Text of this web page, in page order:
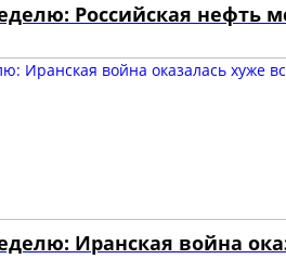
Российская нефть
Иранская война